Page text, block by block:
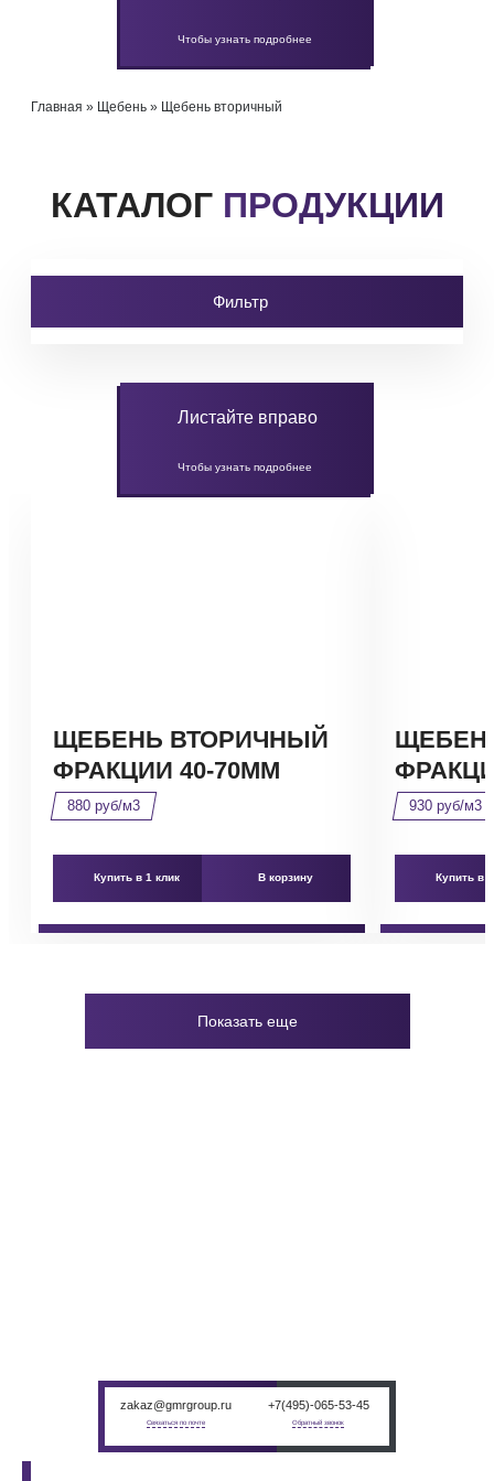
Чтобы узнать подробнее
Главная » Щебень » Щебень вторичный
КАТАЛОГ ПРОДУКЦИИ
Фильтр
Листайте вправо
Чтобы узнать подробнее
ЩЕБЕНЬ ВТОРИЧНЫЙ
ФРАКЦИИ 40-70ММ
880 руб/м3
Купить в 1 клик В корзину
930 руб/м3
Купить в
Показать еще
zakaz@gmrgroup.ru
Связаться по почте
+7(495)-065-53-45
Обратный звонок